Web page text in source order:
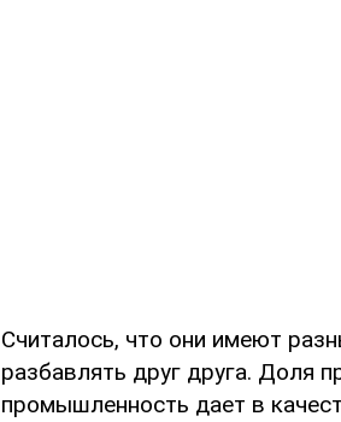
Считалось, что они имеют
разбавлять друг друга. Доля
промышленность дает в